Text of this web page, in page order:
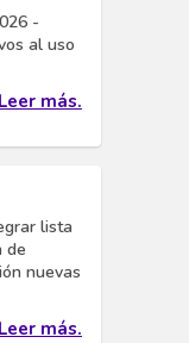
-
al uso
Leer más.
lista
de
nuevas
Leer más.